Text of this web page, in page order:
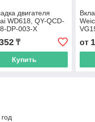
двигателя
WD618, QY-QCD-
DP-003-X
₸
Купить
от